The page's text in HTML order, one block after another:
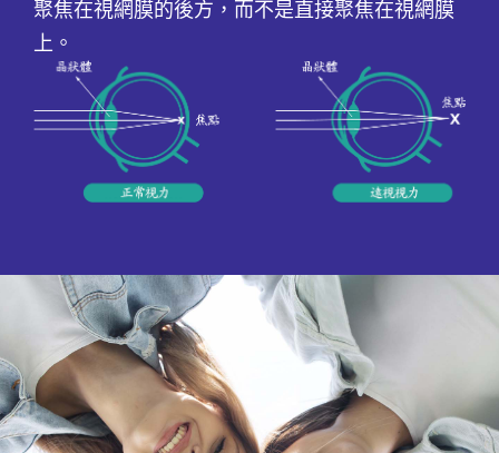
聚焦在視網膜的後方，而不是直接聚焦在視網膜
上。